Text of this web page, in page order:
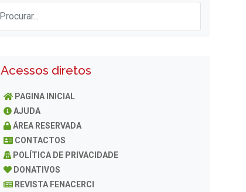
Acessos diretos
PAGINA INICIAL
AJUDA
ÁREA RESERVADA
CONTACTOS
POLÍTICA DE PRIVACIDADE
DONATIVOS
REVISTA FENACERCI